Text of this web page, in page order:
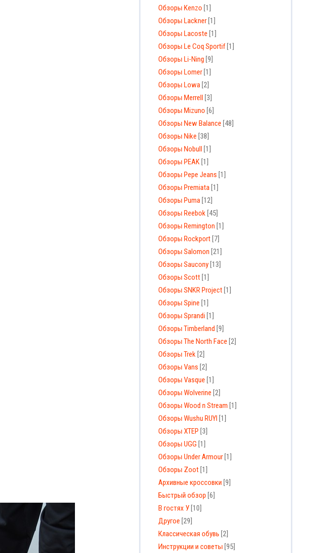
Обзоры Kenzo [1]
Обзоры Lackner [1]
Обзоры Lacoste [1]
Обзоры Le Coq Sportif [1]
Обзоры Li-Ning [9]
Обзоры Lomer [1]
Обзоры Lowa [2]
Обзоры Merrell [3]
Обзоры Mizuno [6]
Обзоры New Balance [48]
Обзоры Nike [38]
Обзоры Nobull [1]
Обзоры PEAK [1]
Обзоры Pepe Jeans [1]
Обзоры Premiata [1]
Обзоры Puma [12]
Обзоры Reebok [45]
Обзоры Remington [1]
Обзоры Rockport [7]
Обзоры Salomon [21]
Обзоры Saucony [13]
Обзоры Scott [1]
Обзоры SNKR Project [1]
Обзоры Spine [1]
Обзоры Sprandi [1]
Обзоры Timberland [9]
Обзоры The North Face [2]
Обзоры Trek [2]
Обзоры Vans [2]
Обзоры Vasque [1]
Обзоры Wolverine [2]
Обзоры Wood n Stream [1]
Обзоры Wushu RUYI [1]
Обзоры XTEP [3]
Обзоры UGG [1]
Обзоры Under Armour [1]
Обзоры Zoot [1]
Архивные кроссовки [9]
Быстрый обзор [6]
В гостях У [10]
Другое [29]
Классическая обувь [2]
Инструкции и советы [95]